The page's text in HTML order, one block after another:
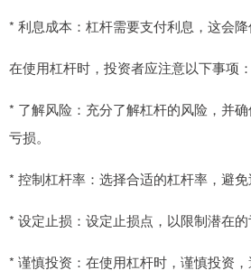
* 利息成本：杠杆需要支付利息，这会降
在使用杠杆时，投资者应注意以下事项：
* 了解风险：充分了解杠杆的风险，并
亏损。
* 控制杠杆率：选择合适的杠杆率，避免
* 设定止损：设定止损点，以限制潜在的
* 谨慎投资：在使用杠杆时，谨慎投资，